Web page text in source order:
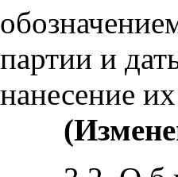
партии и
нанесение